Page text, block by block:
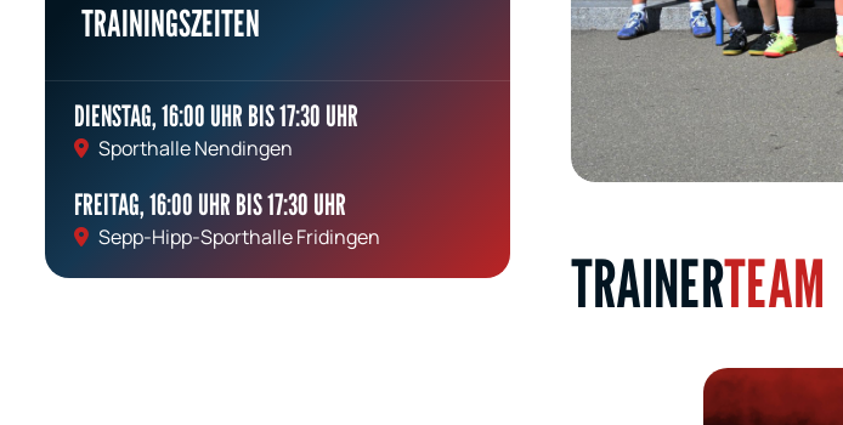
TRAININGSZEITEN
DIENSTAG, 16:00 UHR BIS 17:30 UHR
Sporthalle Nendingen
FREITAG, 16:00 UHR BIS 17:30 UHR
Sepp-Hipp-Sporthalle Fridingen
TRAINERTEAM